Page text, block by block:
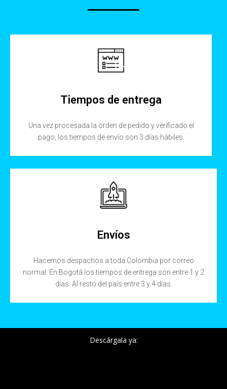
Tiempos de entrega
Una vez procesada la orden de pedido y verificado el
pago, los tiempos de envío son 3 días hábiles.
Envíos
Hacemos despachos a toda Colombia por correo
normal. En Bogotá los tiempos de entrega son entre 1 y 2
días. Al resto del país entre 3 y 4 días.
Descárgala ya: